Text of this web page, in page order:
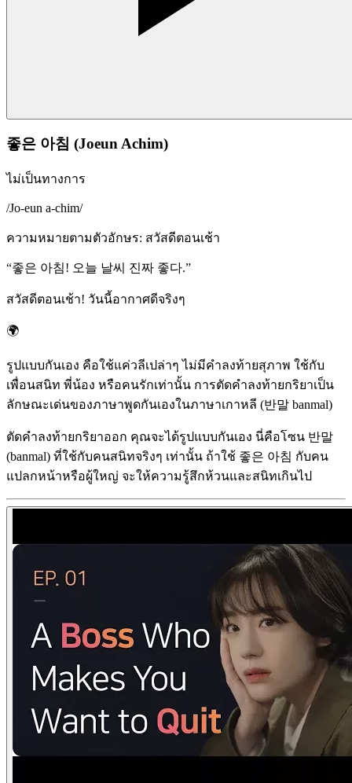
좋은 아침 (Joeun Achim)
ไม่เป็นทางการ
/Jo-eun a-chim/
ความหมายตามตัวอักษร: สวัสดีตอนเช้า
“좋은 아침! 오늘 날씨 진짜 좋다.”
สวัสดีตอนเช้า! วันนี้อากาศดีจริงๆ
🌍
รูปแบบกันเอง คือใช้แค่วลีเปล่าๆ ไม่มีคำลงท้ายสุภาพ ใช้กับ
เพื่อนสนิท พี่น้อง หรือคนรักเท่านั้น การตัดคำลงท้ายกริยาเป็น
ลักษณะเด่นของภาษาพูดกันเองในภาษาเกาหลี (반말 banmal)
ตัดคำลงท้ายกริยาออก คุณจะได้รูปแบบกันเอง นี่คือโซน 반말
(banmal) ที่ใช้กับคนสนิทจริงๆ เท่านั้น ถ้าใช้ 좋은 아침 กับคน
แปลกหน้าหรือผู้ใหญ่ จะให้ความรู้สึกห้วนและสนิทเกินไป